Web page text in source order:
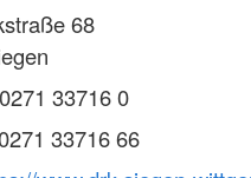
68
0271 33716 0
33716 66